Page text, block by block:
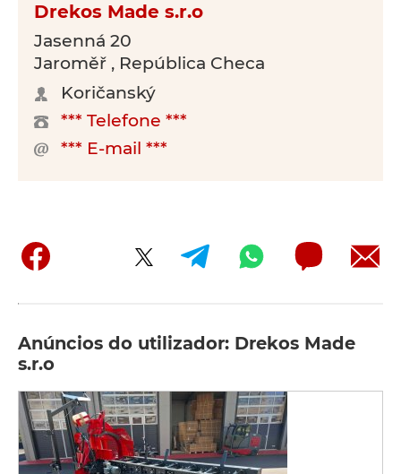
Drekos Made s.r.o
Jasenná 20
Jaroměř , República Checa
Koričanský
*** Telefone ***
*** E-mail ***
Anúncios do utilizador: Drekos Made
s.r.o